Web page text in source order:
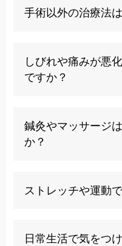
院やカイロプラクテ
手術以外の治療法
ティックなど、様々
しびれや痛みが悪
ですか？
スポーツや重労働な
鍼灸やマッサージ
か？
待できますが、根本
ストレッチや運動
果が期待できますが
日常生活で気をつ